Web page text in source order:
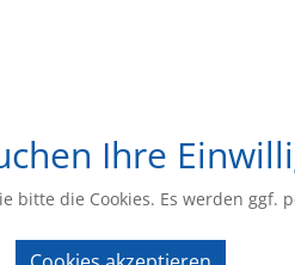
Ihre
bitte die Cookies. Es werden ggf.